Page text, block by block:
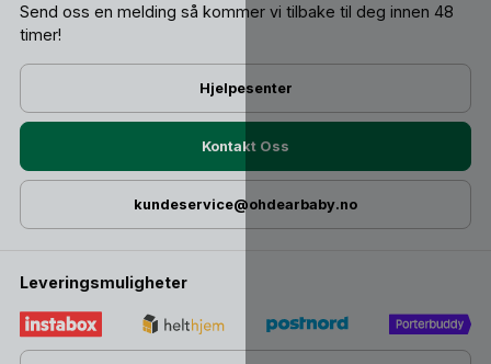
Send oss ​​en melding så kommer vi tilbake til deg innen 48
timer!
Hjelpesenter
Kontakt Oss
kundeservice@ohdearbaby.no
Leveringsmuligheter